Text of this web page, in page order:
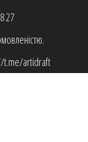
27
t.me/artidraft